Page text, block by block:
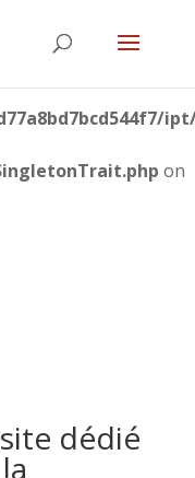
on
dédié